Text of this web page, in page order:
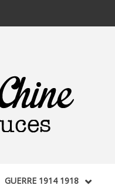
GUERRE 1914 1918